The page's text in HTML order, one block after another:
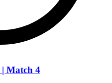
Match 4